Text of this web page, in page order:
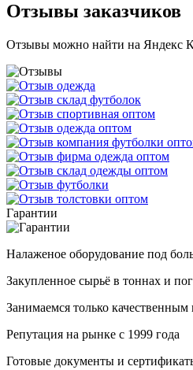
Отзывы заказчиков
Отзывы можно найти на Яндекс
Гарантии
Налаженое оборудование под
Закупленное сырьё в тоннах и
Занимаемся только
Репутация на рынке с 1999 года
Готовые документы и